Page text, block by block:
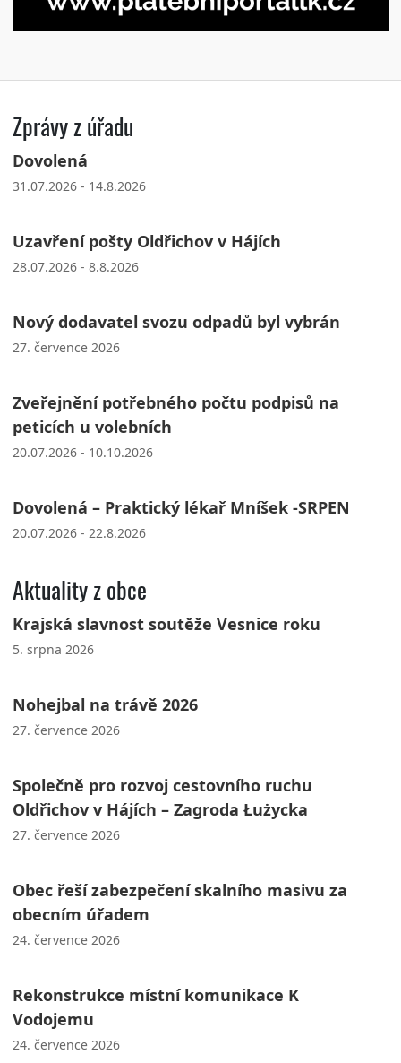
Zprávy z úřadu
Dovolená
31.07.2026 - 14.8.2026
Uzavření pošty Oldřichov v Hájích
28.07.2026 - 8.8.2026
Nový dodavatel svozu odpadů byl vybrán
27. července 2026
Zveřejnění potřebného počtu podpisů na
peticích u volebních
20.07.2026 - 10.10.2026
Dovolená – Praktický lékař Mníšek -SRPEN
20.07.2026 - 22.8.2026
Aktuality z obce
Krajská slavnost soutěže Vesnice roku
5. srpna 2026
Nohejbal na trávě 2026
27. července 2026
Společně pro rozvoj cestovního ruchu
Oldřichov v Hájích – Zagroda Łużycka
27. července 2026
Obec řeší zabezpečení skalního masivu za
obecním úřadem
24. července 2026
Rekonstrukce místní komunikace K
Vodojemu
24. července 2026